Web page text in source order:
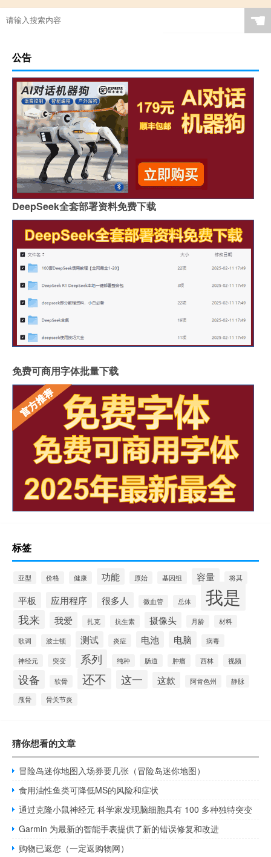
☚
公告
DeepSeek全套部署资料免费下载
免费可商用字体批量下载
标签
亚型 价格 健康 功能 原始 基因组 容量 将其
平板 应用程序 很多人 微血管 总体 我是
我来 我爱 扎克 抗生素 摄像头 月龄 材料
歌词 波士顿 测试 炎症 电池 电脑 病毒
神经元 突变 系列 纯种 肠道 肿瘤 西林 视频
设备 软骨 还不 这一 这款 阿肯色州
静脉
颅骨
骨关节炎
猜你想看的文章
冒险岛迷你地图入场券要几张（冒险岛迷你地图）
食用油性鱼类可降低MS的风险和症状
通过克隆小鼠神经元 科学家发现脑细胞具有 100 多种独特突变
Garmin 为最新的智能手表提供了新的错误修复和改进
购物已返您（一定返购物网）